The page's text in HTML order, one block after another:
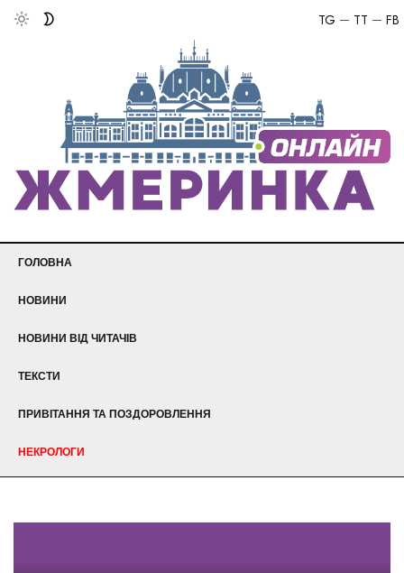
FB
TT
TG
ГОЛОВНА
НОВИНИ
НОВИНИ ВІД ЧИТАЧІВ
ТЕКСТИ
ПРИВІТАННЯ ТА ПОЗДОРОВЛЕННЯ
НЕКРОЛОГИ